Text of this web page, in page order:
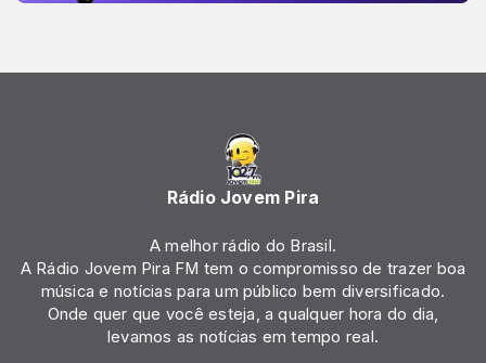
Rádio Jovem Pira
A melhor rádio do Brasil.
A Rádio Jovem Pira FM tem o compromisso de trazer boa
música e notícias para um público bem diversificado.
Onde quer que você esteja, a qualquer hora do dia,
levamos as notícias em tempo real.